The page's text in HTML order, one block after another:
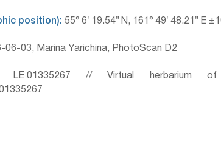
position): 55° 6′ 19.54″ N, 161° 49′ 48.21″ E
06-03, Marina Yarichina, PhotoScan D2
LE 01335267 // Virtual herbarium